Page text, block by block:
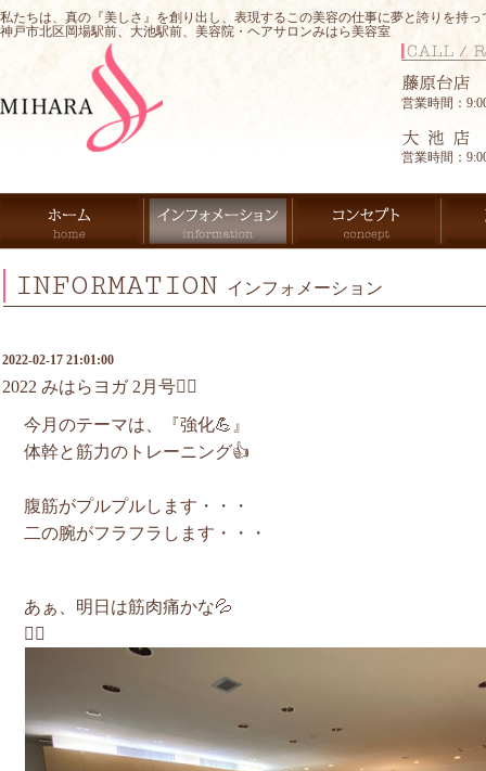
私たちは、真の『美しさ』を創り出し、表現するこの美容の仕事に夢と誇りを持
神戸市北区岡場駅前、大池駅前、美容院・ヘアサロンみはら美容室
営業時間：
営業時間：
INFORMATION インフォメーション
2022-02-17 21:01:00
2022 みはらヨガ 2月号🧘‍♀️
今月のテーマは、『強化💪』
体幹と筋力のトレーニング👍
腹筋がプルプルします・・・
二の腕がフラフラします・・・
あぁ、明日は筋肉痛かな💦
🧘‍♀️